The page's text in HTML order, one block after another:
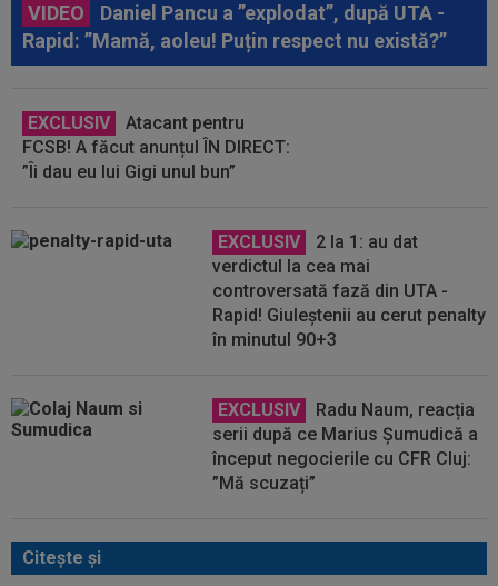
VIDEO
Daniel Pancu a ”explodat”, după UTA -
Rapid: ”Mamă, aoleu! Puțin respect nu există?”
EXCLUSIV
Atacant pentru
FCSB! A făcut anunțul ÎN DIRECT:
”Îi dau eu lui Gigi unul bun”
EXCLUSIV
2 la 1: au dat
verdictul la cea mai
controversată fază din UTA -
Rapid! Giuleștenii au cerut penalty
în minutul 90+3
EXCLUSIV
Radu Naum, reacția
serii după ce Marius Șumudică a
început negocierile cu CFR Cluj:
”Mă scuzați”
Citeşte şi